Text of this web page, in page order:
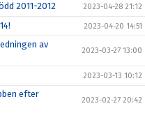
2011-2012 2023-04-28 21:12
2023-04-20 14:51
av
2023-03-27 13:00
2023-03-13 10:12
efter
2023-02-27 20:42